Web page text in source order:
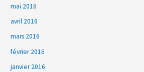
mai 2016
avril 2016
mars 2016
février 2016
janvier 2016